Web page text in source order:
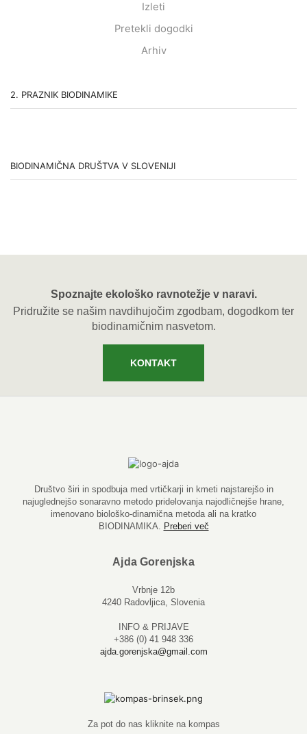
Izleti
Pretekli dogodki
Arhiv
2. PRAZNIK BIODINAMIKE
BIODINAMIČNA DRUŠTVA V SLOVENIJI
Spoznajte ekološko ravnotežje v naravi.
Pridružite se našim navdihujočim zgodbam, dogodkom ter
biodinamičnim nasvetom.
KONTAKT
Društvo širi in spodbuja med vrtičkarji in kmeti najstarejšo in
najuglednejšo sonaravno metodo pridelovanja najodličnejše hrane,
imenovano biološko-dinamična metoda ali na kratko
BIODINAMIKA.
Preberi več
Ajda Gorenjska
Vrbnje 12b
4240 Radovljica, Slovenia
INFO & PRIJAVE
+386 (0) 41 948 336
ajda.gorenjska@gmail.com
Za pot do nas kliknite na kompas